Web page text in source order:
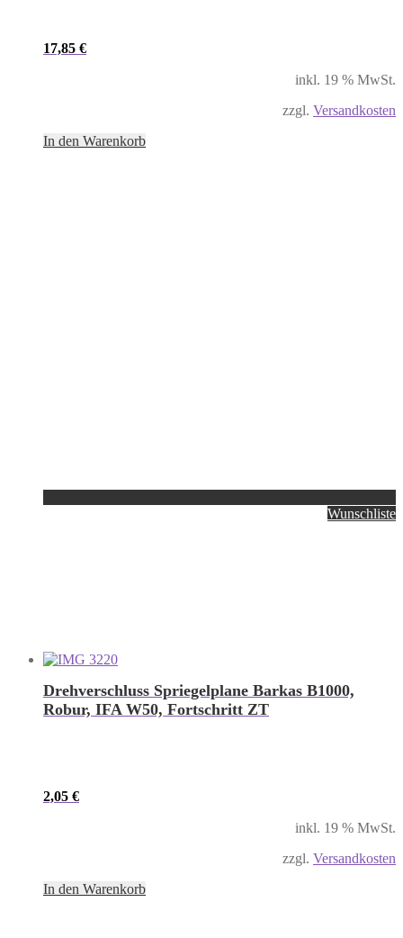
17,85 €
inkl. 19 % MwSt.
zzgl. Versandkosten
In den Warenkorb
Wunschliste
Drehverschluss Spriegelplane Barkas B1000,
Robur, IFA W50, Fortschritt ZT
2,05 €
inkl. 19 % MwSt.
zzgl. Versandkosten
In den Warenkorb